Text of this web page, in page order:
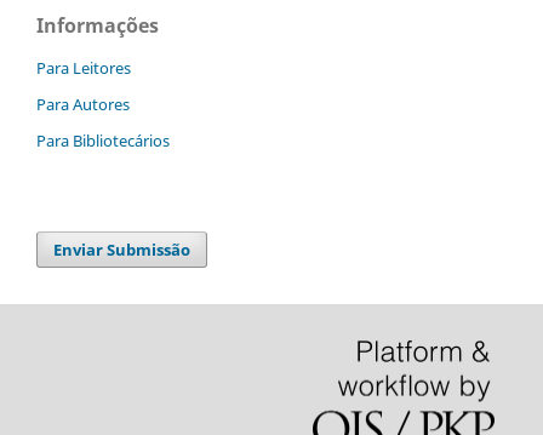
Informações
Para Leitores
Para Autores
Para Bibliotecários
Enviar Submissão